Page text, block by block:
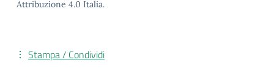
Attribuzione 4.0 Italia.
Stampa / Condividi